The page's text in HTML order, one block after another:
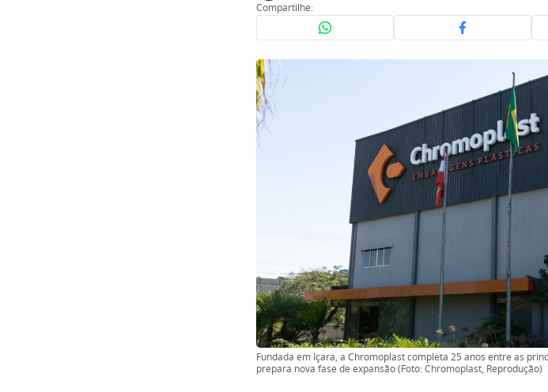
Compartilhe:
Fundada em Içara, a Chromoplast completa 25 anos entre as
prepara nova fase de expansão (Foto: Chromoplast, Reprodução)